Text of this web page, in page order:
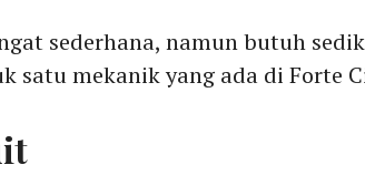
sederhana, namun butuh
satu mekanik yang ada di Forte